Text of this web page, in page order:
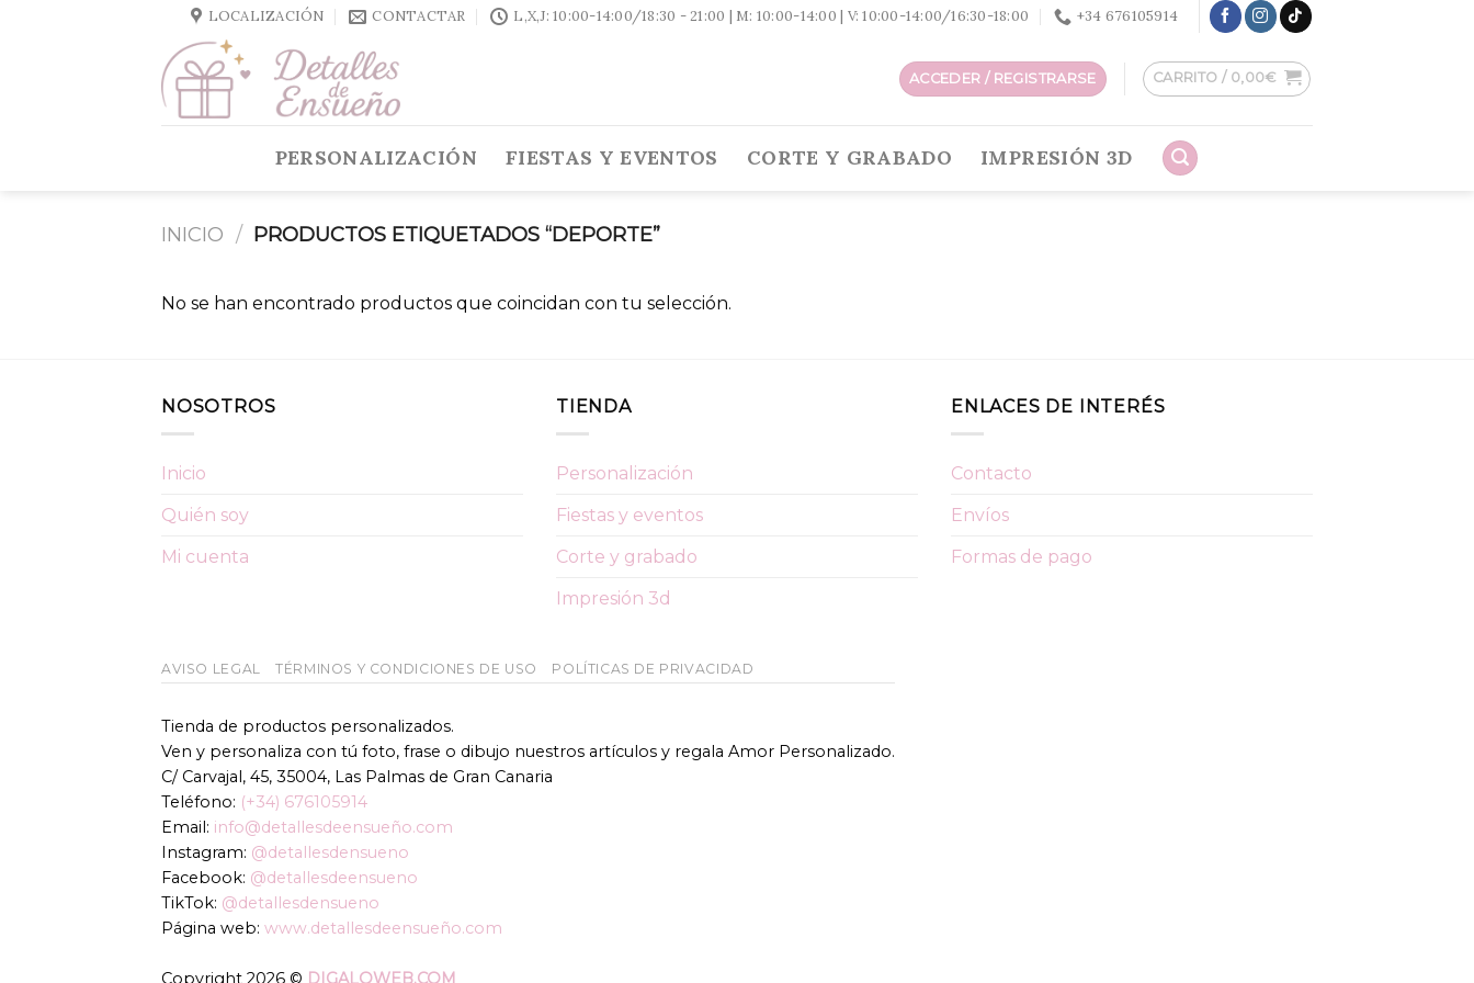
LOCALIZACIÓN CONTACTAR L,X,J: 10:00-14:00/18:30 - 21:00 | M: 10:00-14:00 | V: 10:00-14:00/16:30-18:00 +34 676105914
ACCEDER / REGISTRARSE CARRITO / 0,00€
PERSONALIZACIÓN FIESTAS Y EVENTOS CORTE Y GRABADO IMPRESIÓN 3D
INICIO / PRODUCTOS ETIQUETADOS “DEPORTE”
No se han encontrado productos que coincidan con tu selección.
NOSOTROS
Inicio
Quién soy
Mi cuenta
TIENDA
Personalización
Fiestas y eventos
Corte y grabado
Impresión 3d
ENLACES DE INTERÉS
Contacto
Envíos
Formas de pago
AVISO LEGAL TÉRMINOS Y CONDICIONES DE USO POLÍTICAS DE PRIVACIDAD
Tienda de productos personalizados.
Ven y personaliza con tú foto, frase o dibujo nuestros artículos y regala Amor Personalizado.
C/ Carvajal, 45, 35004, Las Palmas de Gran Canaria
Teléfono: (+34) 676105914
Email: info@detallesdeensueño.com
Instagram: @detallesdensueno
Facebook: @detallesdeensueno
TikTok: @detallesdensueno
Página web: www.detallesdeensueño.com
Copyright 2026 © DIGALOWEB.COM